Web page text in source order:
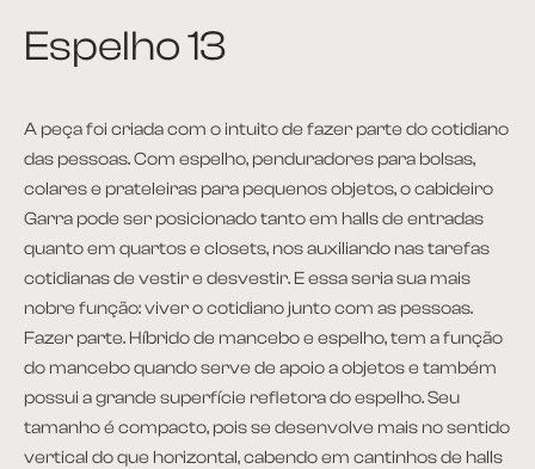
Espelho 13
A peça foi criada com o intuito de fazer parte do cotidiano
das pessoas. Com espelho, penduradores para bolsas,
colares e prateleiras para pequenos objetos, o cabideiro
Garra pode ser posicionado tanto em halls de entradas
quanto em quartos e closets, nos auxiliando nas tarefas
cotidianas de vestir e desvestir. E essa seria sua mais
nobre função: viver o cotidiano junto com as pessoas.
Fazer parte. Híbrido de mancebo e espelho, tem a função
do mancebo quando serve de apoio a objetos e também
possui a grande superfície refletora do espelho. Seu
tamanho é compacto, pois se desenvolve mais no sentido
vertical do que horizontal, cabendo em cantinhos de halls